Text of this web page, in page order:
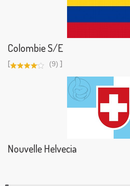
Colombie S/E
[ (9) ]
Nouvelle Helvecia